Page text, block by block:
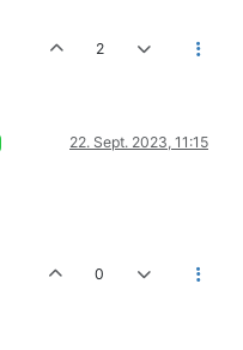
2
22. Sept. 2023, 11:15
0